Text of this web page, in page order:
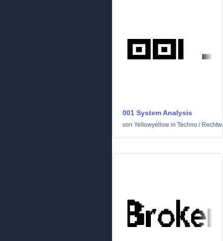
001 System Analysis
von Yellowyellow in Techno /